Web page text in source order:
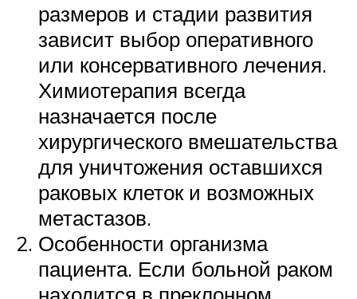
размеров и стадии развития
зависит выбор оперативного
или консервативного лечения.
Химиотерапия всегда
назначается после
хирургического вмешательства
для уничтожения оставшихся
раковых клеток и возможных
метастазов.
Особенности организма
пациента. Если больной раком